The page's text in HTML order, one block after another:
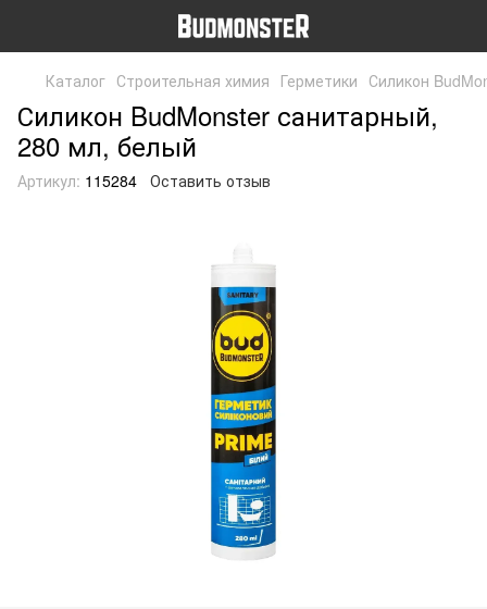
Каталог Строительная химия Герметики Силикон
Силикон BudMonster санитарный,
280 мл, белый
Артикул: 115284 Оставить отзыв